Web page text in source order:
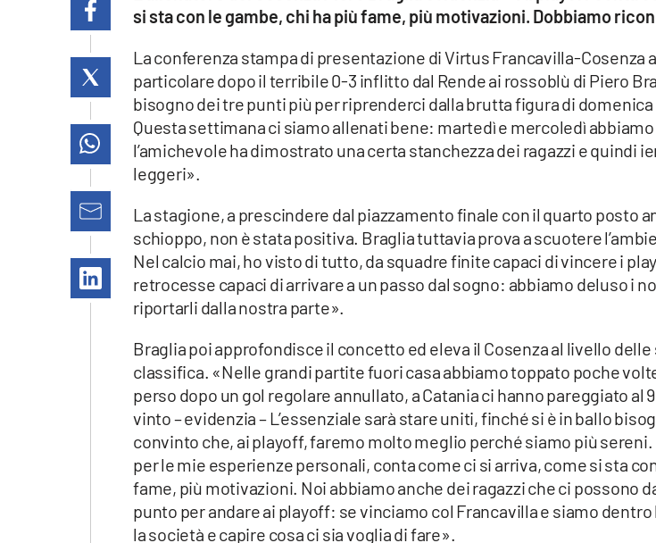
si sta con le gambe, chi ha più fame, più motivazioni. Dobbiamo
La conferenza stampa di presentazione di Virtus Francavilla-Cosenza
particolare dopo il terribile 0-3 inflitto dal Rende ai rossoblù di Piero
bisogno dei tre punti più per riprenderci dalla brutta figura di domenica
Questa settimana ci siamo allenati bene: martedì e mercoledì
l’amichevole ha dimostrato una certa stanchezza dei ragazzi e quindi
leggeri».
La stagione, a prescindere dal piazzamento finale con il quarto posto
schioppo, non è stata positiva. Braglia tuttavia prova a scuotere
Nel calcio mai, ho visto di tutto, da squadre finite capaci di vincere i
retrocesse capaci di arrivare a un passo dal sogno: abbiamo deluso i
riportarli dalla nostra parte».
Braglia poi approfondisce il concetto ed eleva il Cosenza al livello
classifica. «Nelle grandi partite fuori casa abbiamo toppato poche
perso dopo un gol regolare annullato, a Catania ci hanno pareggiato al
vinto – evidenzia – L’essenziale sarà stare uniti, finché si è in ballo
convinto che, ai playoff, faremo molto meglio perché siamo più
per le mie esperienze personali, conta come ci si arriva, come si sta
fame, più motivazioni. Noi abbiamo anche dei ragazzi che ci possono
punto per andare ai playoff: se vinciamo col Francavilla e siamo
la società e capire cosa ci sia voglia di fare».